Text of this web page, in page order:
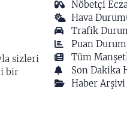
sizleri
bir
Nöbetçi
Hava
Trafik
Puan
Tüm
Son Dakika
Haber Arşivi